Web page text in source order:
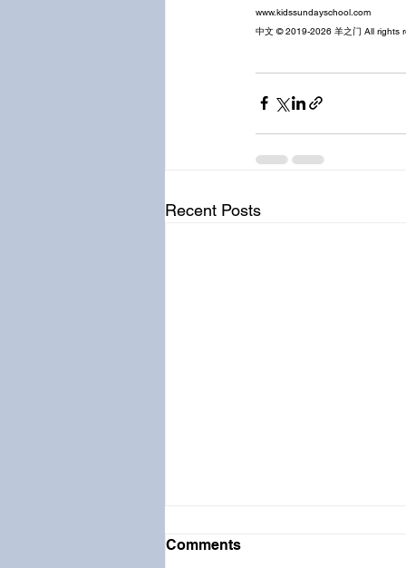
www.kidssundayschool.com
中文 © 2019-2026 羊之门 All rights
Recent Posts
Comments